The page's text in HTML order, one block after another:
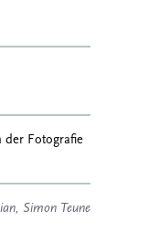
der Fotografie
Simon Teune